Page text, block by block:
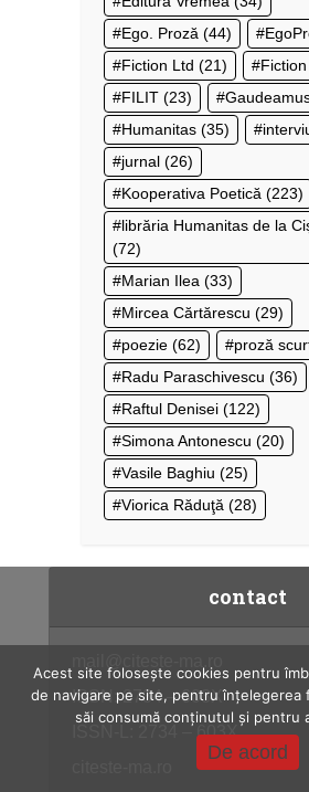
Ego. Proză (44)
Fiction Ltd (21) Fiction
FILIT (23)
Humanitas (35)
jurnal (26)
Kooperativa Poetică (223)
librăria Humanitas de la
(72)
Marian Ilea (33)
Mircea Cărtărescu (29)
poezie (62) proză
Radu Paraschivescu (36)
Raftul Denisei (122)
Simona Antonescu (20)
Vasile Baghiu (25)
Viorica Răduţă (28)
contact
ISSN: 2734 – 603X
ISSN-L: 2734 – 603X
Acest site folosește cookies pentru
de navigare pe site, pentru înțelegerea
săi consumă conținutul și pentru
De acord